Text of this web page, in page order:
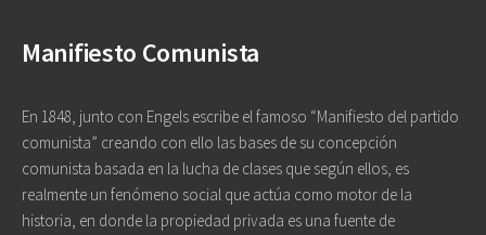
Manifiesto Comunista
En 1848, junto con Engels escribe el famoso “Manifiesto del partido
comunista” creando con ello las bases de su concepción
comunista basada en la lucha de clases que según ellos, es
realmente un fenómeno social que actúa como motor de la
historia, en donde la propiedad privada es una fuente de